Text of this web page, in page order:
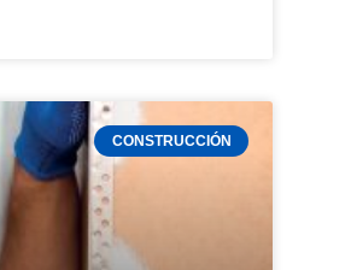
CONSTRUCCIÓN